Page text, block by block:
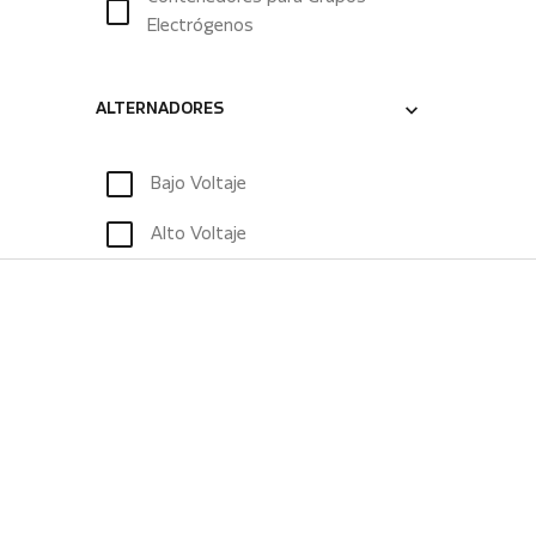
Electrógenos
ALTERNADORES
Bajo Voltaje
Alto Voltaje